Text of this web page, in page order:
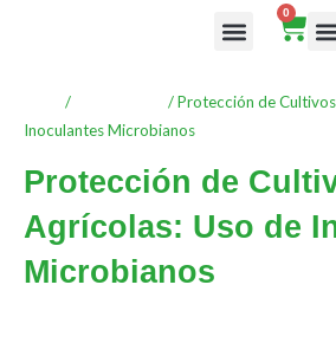
0
Cart
/
/ Protección de
Inoculantes Microbianos
Protección de
Agrícolas: Uso de
Microbianos